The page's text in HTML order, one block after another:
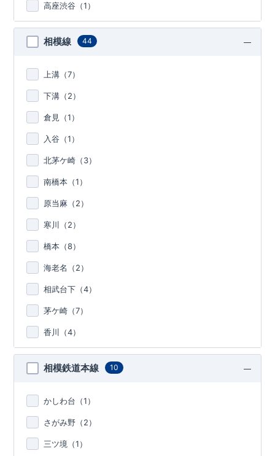
高座渋谷（1）
相模線 44
上溝（7）
下溝（2）
倉見（1）
入谷（1）
北茅ケ崎（3）
南橋本（1）
原当麻（2）
寒川（2）
橋本（8）
海老名（2）
相武台下（4）
茅ケ崎（7）
香川（4）
相模鉄道本線 10
かしわ台（1）
さがみ野（2）
三ツ境（1）